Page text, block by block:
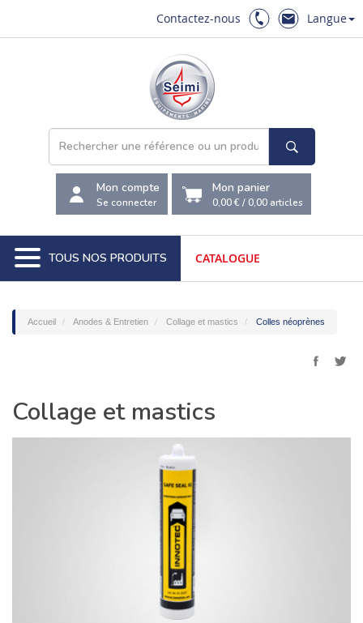
Contactez-nous Langue
Mon compte
Se connecter
Mon panier
0,00 €/0,00 articles
TOUS NOS PRODUITS CATALOGUE
Accueil Anodes & Entretien Collage et mastics Colles néoprènes
Collage et mastics